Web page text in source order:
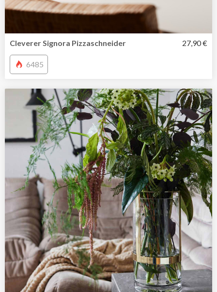
Cleverer Signora Pizzaschneider 27,90 €
6485